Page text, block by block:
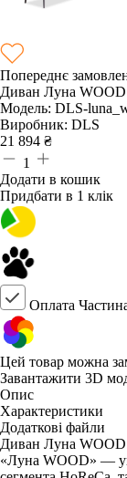
Попереднє
Диван Луна WOOD
Модель: DLS-
Виробник: DLS
21 894 ₴
1
Додати в кошик
Придбати в 1 клік
Оплата
Цей товар можна
Завантажити 3D
Опис
Характеристики
Додаткові файли
Диван Луна WOOD
«Луна WOOD» —